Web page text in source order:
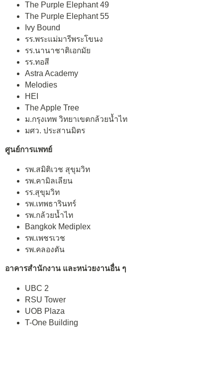
The Purple Elephant 49
The Purple Elephant 55
Ivy Bound
รร.พระแม่มารีพระโขนง
รร.นานาชาติเอกมัย
รร.ทอสี
Astra Academy
Melodies
HEI
The Apple Tree
ม.กรุงเทพ วิทยาเขตกล้วยน้ำไท
มศว. ประสานมิตร
ศูนย์การแพทย์
รพ.สมิติเวช สุขุมวิท
รพ.คามิลเลียน
รร.สุขุมวิท
รพ.เทพธารินทร์
รพ.กล้วยน้ำไท
Bangkok Mediplex
รพ.เพชรเวช
รพ.คลองตัน
อาคารสำนักงาน และหน่วยงานอื่น ๆ
UBC 2
RSU Tower
UOB Plaza
T-One Building